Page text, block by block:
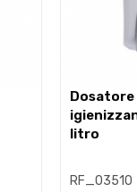
dosatore di sapone e gel
litro
RF_03510